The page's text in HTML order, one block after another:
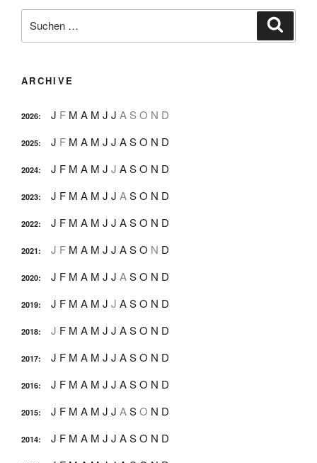
nach:
ARCHIVE
2026: J F M A M J J A S O N D
2025: J F M A M J J ASO N D
2024: J F M A M J J ASO N D
2023: J F M A M J J ASO N D
2022: J F M A M J J ASO N D
2021: J F M A M J J ASO N D
2020: J F M A M J J ASO N D
2019: J F M A M J J ASO N D
2018: J F M A M J J ASO N D
2017: J F M A M J J ASO N D
2016: J F M A M J J ASO N D
2015: J F M A M J J ASO N D
2014: J F M A M J J ASO N D